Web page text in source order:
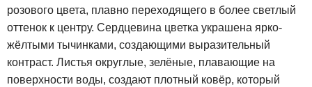
розового цвета, плавно переходящего в более светлый
оттенок к центру. Сердцевина цветка украшена ярко-
жёлтыми тычинками, создающими выразительный
контраст. Листья округлые, зелёные, плавающие на
поверхности воды, создают плотный ковёр, который